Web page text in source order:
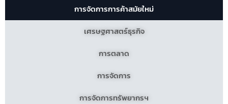
การจัดการการค้าสมัยใหม่
เศรษฐศาสตร์ธุรกิจ
การตลาด
การจัดการ
การจัดการทรัพยากรฯ